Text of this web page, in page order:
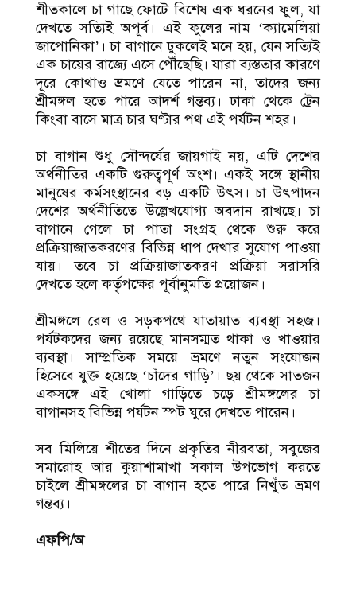
শীতকালে চা গাছে ফোটে বিশেষ এক ধরনের ফুল, যা
দেখতে সত্যিই অপূর্ব। এই ফুলের নাম ‘ক্যামেলিয়া
জাপোনিকা’। চা বাগানে ঢুকলেই মনে হয়, যেন সত্যিই
এক চায়ের রাজ্যে এসে পৌঁছেছি। যারা ব্যস্ততার কারণে
দূরে কোথাও ভ্রমণে যেতে পারেন না, তাদের জন্য
শ্রীমঙ্গল হতে পারে আদর্শ গন্তব্য। ঢাকা থেকে ট্রেন
কিংবা বাসে মাত্র চার ঘণ্টার পথ এই পর্যটন শহর।
চা বাগান শুধু সৌন্দর্যের জায়গাই নয়, এটি দেশের
অর্থনীতির একটি গুরুত্বপূর্ণ অংশ। একই সঙ্গে স্থানীয়
মানুষের কর্মসংস্থানের বড় একটি উৎস। চা উৎপাদন
দেশের অর্থনীতিতে উল্লেখযোগ্য অবদান রাখছে। চা
বাগানে গেলে চা পাতা সংগ্রহ থেকে শুরু করে
প্রক্রিয়াজাতকরণের বিভিন্ন ধাপ দেখার সুযোগ পাওয়া
যায়। তবে চা প্রক্রিয়াজাতকরণ প্রক্রিয়া সরাসরি
দেখতে হলে কর্তৃপক্ষের পূর্বানুমতি প্রয়োজন।
শ্রীমঙ্গলে রেল ও সড়কপথে যাতায়াত ব্যবস্থা সহজ।
পর্যটকদের জন্য রয়েছে মানসম্মত থাকা ও খাওয়ার
ব্যবস্থা। সাম্প্রতিক সময়ে ভ্রমণে নতুন সংযোজন
হিসেবে যুক্ত হয়েছে ‘চাঁদের গাড়ি’। ছয় থেকে সাতজন
একসঙ্গে এই খোলা গাড়িতে চড়ে শ্রীমঙ্গলের চা
বাগানসহ বিভিন্ন পর্যটন স্পট ঘুরে দেখতে পারেন।
সব মিলিয়ে শীতের দিনে প্রকৃতির নীরবতা, সবুজের
সমারোহ আর কুয়াশামাখা সকাল উপভোগ করতে
চাইলে শ্রীমঙ্গলের চা বাগান হতে পারে নিখুঁত ভ্রমণ
গন্তব্য।
এফপি/অ